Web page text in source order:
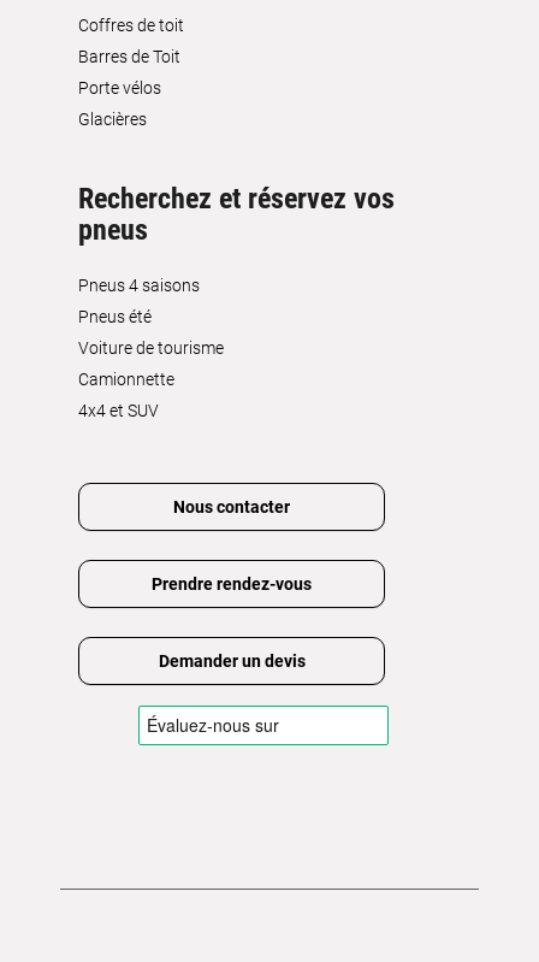
Coffres de toit
Barres de Toit
Porte vélos
Glacières
Recherchez et réservez vos
pneus
Pneus 4 saisons
Pneus été
Voiture de tourisme
Camionnette
4x4 et SUV
Nous contacter
Prendre rendez-vous
Demander un devis